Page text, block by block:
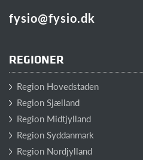
fysio@fysio.dk
REGIONER
Region Hovedstaden
Region Sjælland
Region Midtjylland
Region Syddanmark
Region Nordjylland